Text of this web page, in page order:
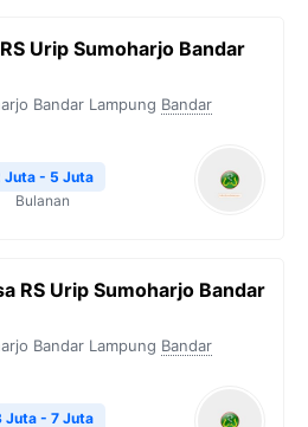
Urip Sumoharjo Bandar
Bandar Lampung Bandar
Juta - 5 Juta
Bulanan
RS Urip Sumoharjo Bandar
Bandar Lampung Bandar
Juta - 7 Juta